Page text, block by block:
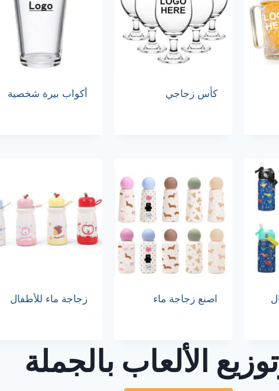
كأس زجاجي أكواب بيرة شخصية
اصنع زجاجة ماء زجاجة ماء للأطفال
الألعاب بالجملة